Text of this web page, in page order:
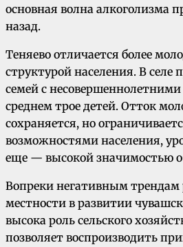
основная волна алкоголизма
назад.
Теняево отличается более
структурой населения. В селе
семей с
среднем трое детей. Отток
сохраняется, но
возможностями населения,
еще — высокой значимостью
Вопреки негативным трендам
местности в развитии
высока роль сельского
позволяет воспроизводить